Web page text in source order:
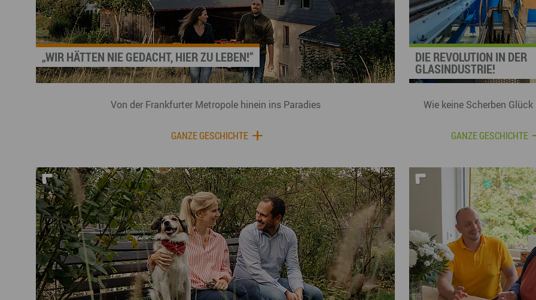
„WIR HÄTTEN NIE GEDACHT, HIER ZU LEBEN!“
Von der Frankfurter Metropole hinein ins Paradies
GANZE GESCHICHTE
DIE REVOLUTION IN DER
GLASINDUSTRIE!
Wie keine Scherben
GANZE GESCHICHTE